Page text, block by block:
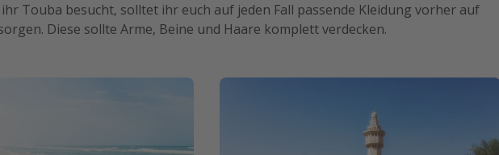
Touba besucht, solltet ihr euch auf jeden Fall passende Kleidung vorher auf
Diese sollte Arme, Beine und Haare komplett verdecken.